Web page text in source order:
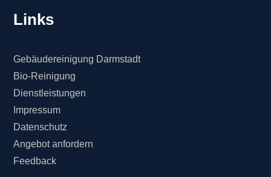
Links
Gebäudereinigung Darmstadt
Bio-Reinigung
Dienstleistungen
Impressum
Datenschutz
Angebot anfordern
Feedback